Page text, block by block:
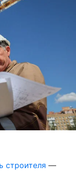
строителя —